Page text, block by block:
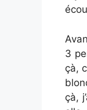
3
çà,
çà,